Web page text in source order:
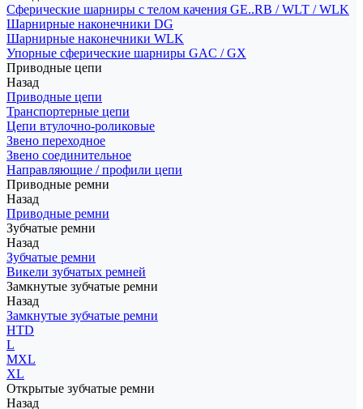
Сферические шарниры с телом качения GE..RB / WLT / WLK
Шарнирные наконечники DG
Шарнирные наконечники WLK
Упорные сферические шарниры GAC / GX
Приводные цепи
Назад
Приводные цепи
Транспортерные цепи
Цепи втулочно-роликовые
Звено переходное
Звено соединительное
Направляющие / профили цепи
Приводные ремни
Назад
Приводные ремни
Зубчатые ремни
Назад
Зубчатые ремни
Викели зубчатых ремней
Замкнутые зубчатые ремни
Назад
Замкнутые зубчатые ремни
HTD
L
MXL
XL
Открытые зубчатые ремни
Назад